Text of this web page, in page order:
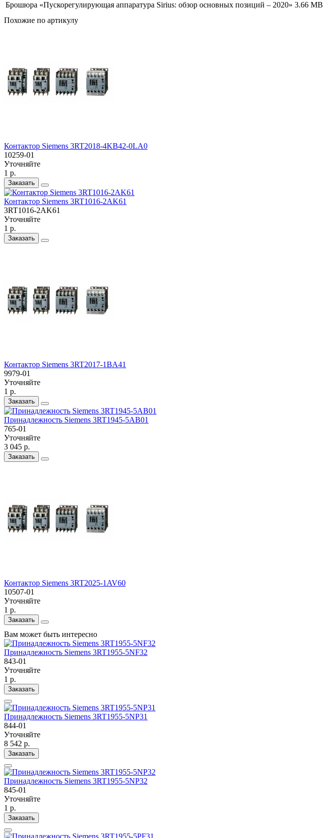
Брошюра «Пускорегулирующая аппаратура Sirius: обзор основных позиций – 2020» 3.66 MB
Похожие по артикулу
Контактор Siemens 3RT2018-4KB42-0LA0
10259-01
Уточняйте
1 р.
Заказать
Контактор Siemens 3RT1016-2AK61
3RT1016-2AK61
Уточняйте
1 р.
Заказать
Контактор Siemens 3RT2017-1BA41
9979-01
Уточняйте
1 р.
Заказать
Принадлежность Siemens 3RT1945-5AB01
765-01
Уточняйте
3 045 р.
Заказать
Контактор Siemens 3RT2025-1AV60
10507-01
Уточняйте
1 р.
Заказать
Вам может быть интересно
Принадлежность Siemens 3RT1955-5NF32
843-01
Уточняйте
1 р.
Заказать
Принадлежность Siemens 3RT1955-5NP31
844-01
Уточняйте
8 542 р.
Заказать
Принадлежность Siemens 3RT1955-5NP32
845-01
Уточняйте
1 р.
Заказать